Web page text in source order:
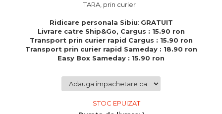
Produse personalizate pentru
nunti si botezuri
Martisoare
Cadouri personalizate pentru
Cadouri pentru profesori
TARA, prin curier
Ridicare personala Sibiu: GRATUIT
Livrare catre Ship&Go, Cargus : 15.90 ron
Transport prin curier rapid Cargus : 15.90 ron
Transport prin curier rapid Sameday : 18.90 ron
Easy Box Sameday : 15.90 ron
STOC EPUIZAT